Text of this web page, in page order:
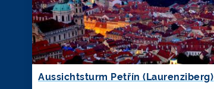
Aussichtsturm Petřín (Laurenziberg)